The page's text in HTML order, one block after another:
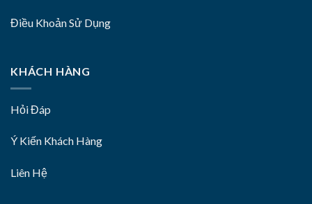
Điều Khoản Sử Dụng
KHÁCH HÀNG
Hỏi Đáp
Ý Kiến Khách Hàng
Liên Hệ